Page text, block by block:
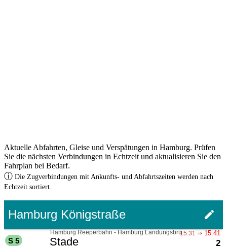
Aktuelle Abfahrten, Gleise und Verspätungen in Hamburg. Prüfen
Sie die nächsten Verbindungen in Echtzeit und aktualisieren Sie den
Fahrplan bei Bedarf.
ⓘ Die Zugverbindungen mit Ankunfts- und Abfahrtszeiten werden nach
Echtzeit sortiert.